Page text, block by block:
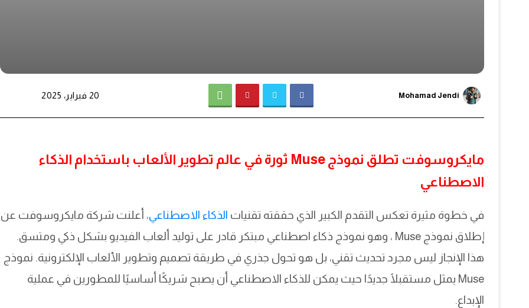
Mohamad Jendi 20 فبراير، 2025
مايكروسوفت تطلق نموذج Muse ثورة في عالم تطوير الألعاب باستخدام الذكاء
الاصطناعي
في خطوة مثيرة تعكس التقدم الكبير الذي حققته تقنيات الذكاء الاصطناعي، أعلنت شركة مايكروسوفت عن
إطلاق نموذج Muse ، وهو نموذج ذكاء اصطناعي مبتكر قادر على توليد ألعاب الفيديو بشكل ذكي ومتسق.
هذا الإنجاز ليس مجرد تحديث تقني، بل هو تحول جذري في طريقة تصميم وتطوير الألعاب الإلكترونية. نموذج
Muse يمثل مستقبلًا جديدًا حيث يمكن للذكاء الاصطناعي أن يصبح شريكًا أساسيًا للمطورين في عملية
الإبداع.